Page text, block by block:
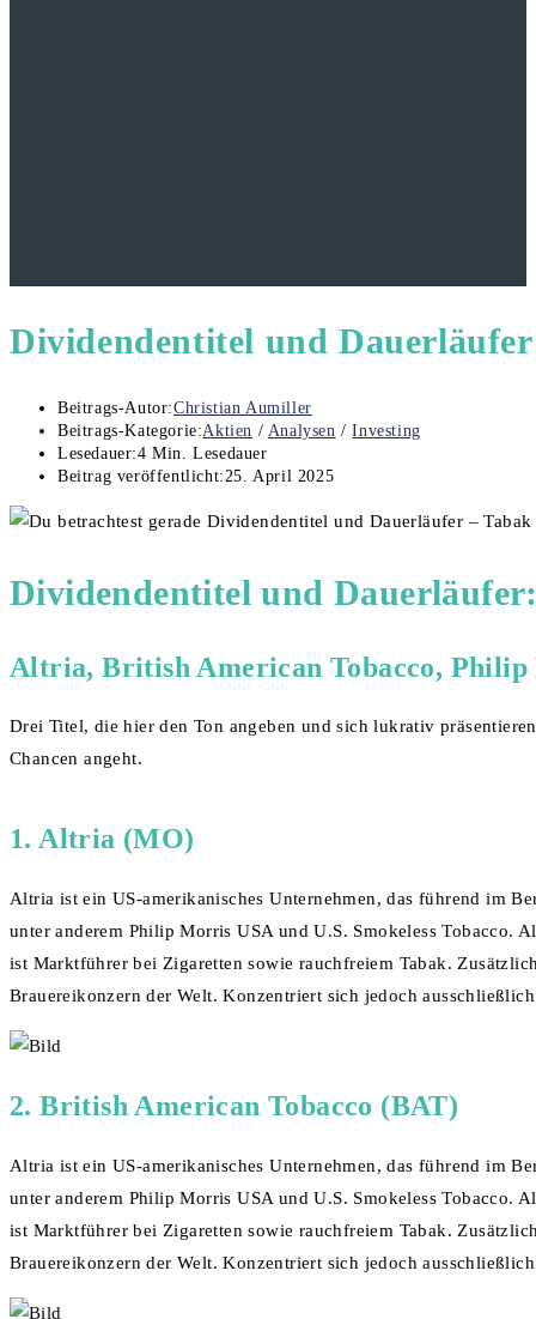
Dividendentitel und
Beitrags-Autor:Christian Aumiller
Beitrags-Kategorie:Aktien / Analysen / Investing
Lesedauer:4 Min. Lesedauer
Beitrag veröffentlicht: 25. April 2025
Dividendentitel und
Altria, British American Tobacco,
Drei Titel, die hier den Ton angeben und sich lukrativ
Chancen angeht.
1. Altria (MO)
Altria ist ein US-amerikanisches Unternehmen, das führend im
unter anderem Philip Morris USA und U.S. Smokeless Tobacco.
ist Marktführer bei Zigaretten sowie rauchfreiem Tabak.
Brauereikonzern der Welt. Konzentriert sich jedoch
2. British American Tobacco (BAT)
Altria ist ein US-amerikanisches Unternehmen, das führend im
unter anderem Philip Morris USA und U.S. Smokeless Tobacco.
ist Marktführer bei Zigaretten sowie rauchfreiem Tabak.
Brauereikonzern der Welt. Konzentriert sich jedoch